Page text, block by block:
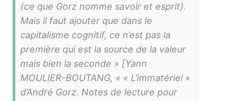
(ce que Gorz nomme savoir et esprit).
Mais il faut ajouter que dans le
capitalisme cognitif, ce n’est pas la
première qui est la source de la valeur
mais bien la seconde » [Yann
MOULIER-BOUTANG, « « L’immatériel »
d’André Gorz. Notes de lecture pour